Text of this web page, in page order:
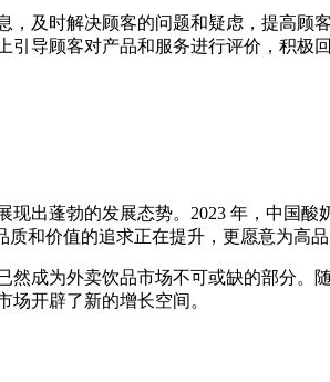
，及时解决顾客的问题和疑虑，提高顾
引导顾客对产品和服务进行评价，积
出蓬勃的发展态势。2023 年，中国酸
和价值的追求正在提升，更愿意为高
成为外卖饮品市场不可或缺的部分
开辟了新的增长空间。